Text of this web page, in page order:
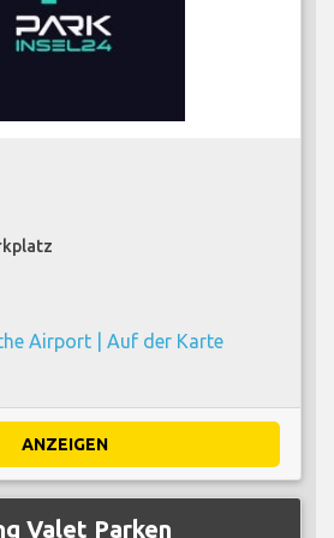
Airport | Auf der Karte
ANZEIGEN
Valet Parken